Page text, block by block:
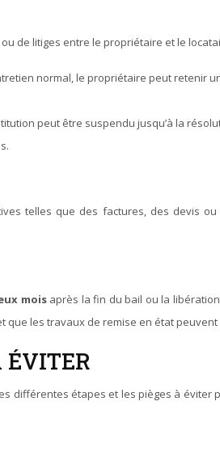
de litiges entre le propriétaire et le
normal, le propriétaire peut retenir
peut être suspendu jusqu’à la
telles que des factures, des devis ou
mois après la fin du bail ou la
que les travaux de remise en état
ÉVITER
différentes étapes et les pièges à éviter